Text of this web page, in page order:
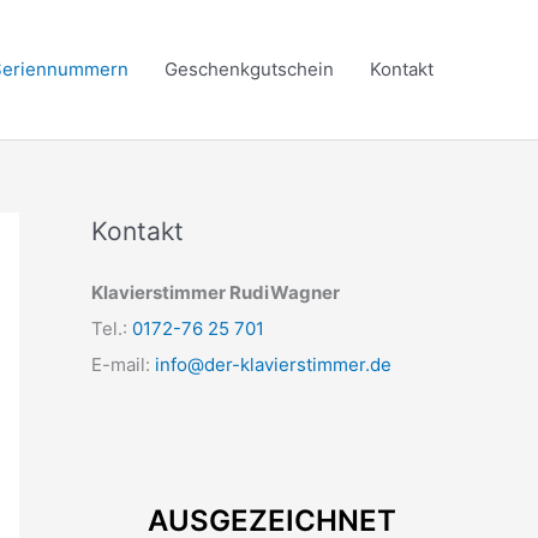
Geschenkgutschein Kontakt
Kontakt
Klavierstimmer RudiWagner
Tel.: 0172-76 25 701
E-mail: info@der-klavierstimmer.de
AUSGEZEICHNET